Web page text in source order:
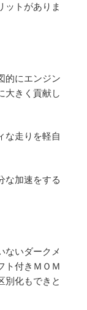
ットがありま
的にエンジン
大きく貢献し
な走りを軽自
な加速をする
ないダークメ
ト付きＭＯＭ
別化もできと